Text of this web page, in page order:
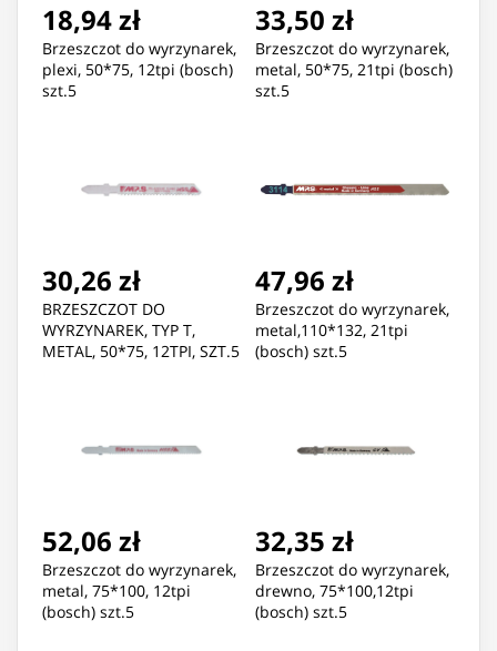
18,94 zł
Brzeszczot do wyrzynarek,
plexi, 50*75, 12tpi (bosch)
szt.5
33,50 zł
Brzeszczot do wyrzynarek,
metal, 50*75, 21tpi (bosch)
szt.5
30,26 zł
BRZESZCZOT DO
WYRZYNAREK, TYP T,
METAL, 50*75, 12TPI, SZT.5
47,96 zł
Brzeszczot do wyrzynarek,
metal,110*132, 21tpi
(bosch) szt.5
52,06 zł
Brzeszczot do wyrzynarek,
metal, 75*100, 12tpi
(bosch) szt.5
32,35 zł
Brzeszczot do wyrzynarek,
drewno, 75*100,12tpi
(bosch) szt.5